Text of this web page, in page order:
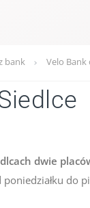
bank Velo Bank
dwie
do